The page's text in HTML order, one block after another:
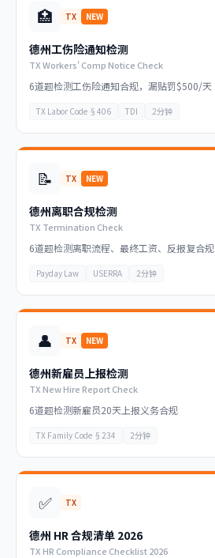
🏥 TX NEW
德州工伤险通知检测
TX Workers' Comp Notice Check
6道题检测工伤险通知合规，漏贴罚$500/天
TX Labor Code §406 TDI 2分钟
📝 TX NEW
德州离职合规检测
TX Termination Check
6道题检测离职流程、最终工资、反报复合规
Payday Law USERRA 2分钟
👤 TX NEW
德州新雇员上报检测
TX New Hire Report Check
6道题检测新雇员20天上报义务合规
TX Family Code §234 2分钟
✅ TX
德州 HR 合规清单 2026
TX HR Compliance Checklist 2026